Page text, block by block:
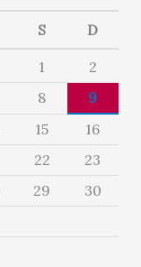
S D
1
2
8
9
15
16
22
23
29
30